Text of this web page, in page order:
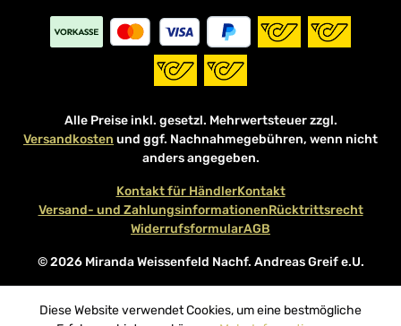
Alle Preise inkl. gesetzl. Mehrwertsteuer zzgl.
Versandkosten und ggf. Nachnahmegebühren, wenn nicht
anders angegeben.
© 2026 Miranda Weissenfeld Nachf. Andreas Greif e.U.
Kontakt für HändlerKontakt
Versand- und ZahlungsinformationenRücktrittsrecht
WiderrufsformularAGB
Diese Website verwendet Cookies, um eine bestmögliche